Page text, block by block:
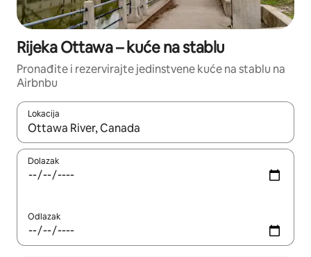
Rijeka Ottawa – kuće na stablu
Pronađite i rezervirajte jedinstvene kuće na stablu na
Airbnbu
Lokacija
Kada budu dostupni rezultati, moći ćete ih pregledati
Dolazak
Odlazak